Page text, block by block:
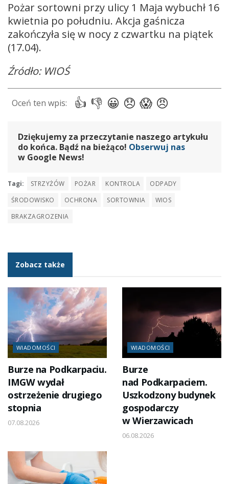
Pożar sortowni przy ulicy 1 Maja wybuchł 16
kwietnia po południu. Akcja gaśnicza
zakończyła się w nocy z czwartku na piątek
(17.04).
Źródło: WIOŚ
Dziękujemy za przeczytanie naszego artykułu
do końca. Bądź na bieżąco! Obserwuj nas
w Google News!
Tagi: STRZYŻÓW POŻAR KONTROLA
ODPADY
ŚRODOWISKO
OCHRONA SORTOWNIA
WIOS
BRAKZAGROZENIA
Zobacz także
WIADOMOŚCI
Burze na Podkarpaciu.
IMGW wydał
ostrzeżenie drugiego
stopnia
07.08.2026
WIADOMOŚCI
Burze
nad Podkarpaciem.
Uszkodzony budynek
gospodarczy
w Wierzawicach
06.08.2026